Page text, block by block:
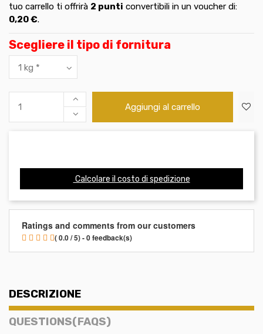
tuo carrello ti offrirà 2 punti convertibili in un voucher di:
0,20 €.
Scegliere il tipo di fornitura
Aggiungi al carrello
Calcolare il costo di spedizione
Ratings and comments from our customers
( 0.0 / 5) - 0 feedback(s)
DESCRIZIONE
QUESTIONS(FAQS)